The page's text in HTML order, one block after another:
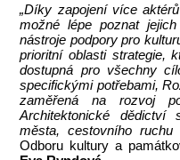
„Díky zapojení více
možné lépe poznat
nástroje podpory pro
prioritní oblasti strategie,
dostupná pro všechny
specifickými potřebami,
zaměřená na rozvoj
Architektonické
města, cestovního
Odboru kultury a